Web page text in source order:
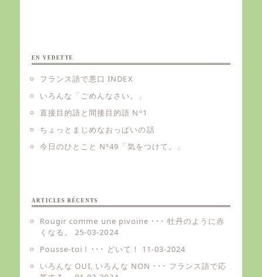
EN VEDETTE
フランス語で悪口 INDEX
いろんな「ごめんなさい。」
直接目的語と間接目的語 Nº1
ちょっとまじめなおっぱいの話
今日のひとこと Nº49「気をつけて。」
ARTICLES RÉCENTS
Rougir comme une pivoine ･･･ 牡丹のように赤
くなる。
25-03-2024
Pousse-toi ! ･･･ どいて！
11-03-2024
いろんな OUI, いろんな NON ･･･ フランス語で応